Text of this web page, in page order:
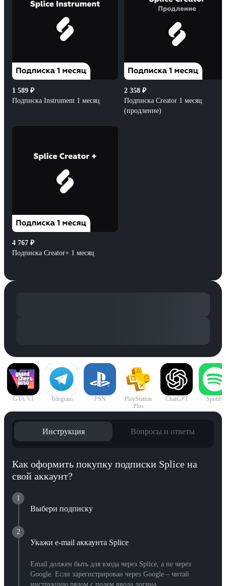
1 589 ₽
Подписка Instrument 1 месяц
2 358 ₽
Подписка Creator 1 месяц
(продление)
4 767 ₽
Подписка Creator+ 1 месяц
Инструкция Вопросы и ответы
Как оформить покупку подписки Splice на
свой аккаунт?
1
Выбери подписку
2
Укажи e-mail аккаунта Splice
Email должен быть для входа через Splice, а не через
Google. Если зарегистрирован через Google – читай
инструкцию рядом с полем ввода логина.
GTA VI Telegram PSN
PlayStation
Plus
ChatGPT Spotify